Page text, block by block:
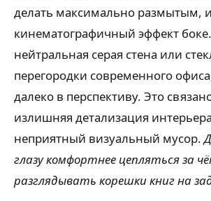
делать максимально размытым,
кинематографичный эффект
нейтральная серая стена или
перегородки современного
далеко в перспективу. Это
излишняя детализация
неприятный визуальный мусор.
глазу комфортнее цепляться за
разглядывать корешки книг на